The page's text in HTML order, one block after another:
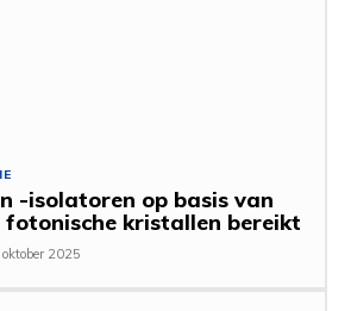
-isolatoren op basis van
kristallen bereikt
oktober 2025